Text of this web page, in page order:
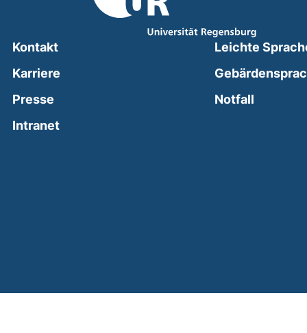
Kontakt
Karriere
Presse
Intranet(external link, opens in a new window)
Leichte
Notfall